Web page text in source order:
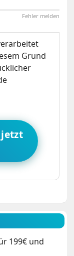
Fehler melden
Grund
199€ und